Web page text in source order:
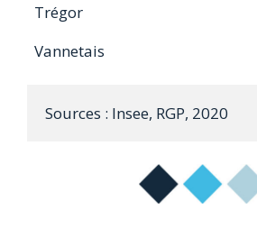
Trégor
Vannetais
Sources : Insee, RGP, 2020